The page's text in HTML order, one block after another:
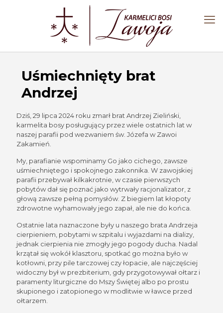
Uśmiechnięty brat
Andrzej
Dziś, 29 lipca 2024 roku zmarł brat Andrzej Zieliński,
karmelita bosy posługujący przez wiele ostatnich lat w
naszej parafii pod wezwaniem św. Józefa w Zawoi
Zakamień.
My, parafianie wspominamy Go jako cichego, zawsze
uśmiechniętego i spokojnego zakonnika. W zawojskiej
parafii przebywał kilkakrotnie, w czasie pierwszych
pobytów dał się poznać jako wytrwały racjonalizator, z
głową zawsze pełną pomysłów. Z biegiem lat kłopoty
zdrowotne wyhamowały jego zapał, ale nie do końca.
Ostatnie lata naznaczone były u naszego brata Andrzeja
cierpieniem, pobytami w szpitalu i wyjazdami na dializy,
jednak cierpienia nie zmogły jego pogody ducha. Nadal
krzątał się wokół klasztoru, spotkać go można było w
kotłowni, przy pile tarczowej czy łopacie, ale najczęściej
widoczny był w prezbiterium, gdy przygotowywał ołtarz i
paramenty liturgiczne do Mszy Świętej albo po prostu
skupionego i zatopionego w modlitwie w ławce przed
ołtarzem.